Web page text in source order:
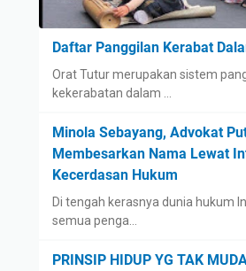
Daftar Panggilan Kerabat
Orat Tutur merupakan sistem
kekerabatan dalam …
Minola Sebayang, Advokat
Membesarkan Nama Lewat
Kecerdasan Hukum
Di tengah kerasnya dunia hukum
semua penga…
PRINSIP HIDUP YG TAK